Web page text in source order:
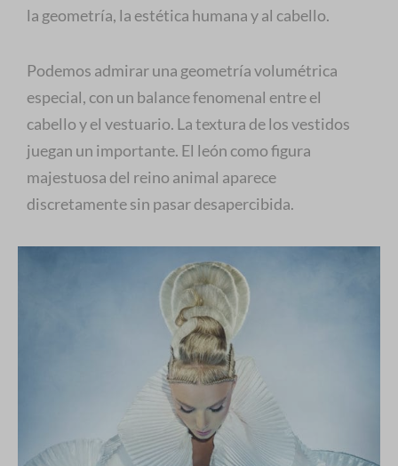
la geometría, la estética humana y al cabello.
Podemos admirar una geometría volumétrica
especial, con un balance fenomenal entre el
cabello y el vestuario. La textura de los vestidos
juegan un importante. El león como figura
majestuosa del reino animal aparece
discretamente sin pasar desapercibida.